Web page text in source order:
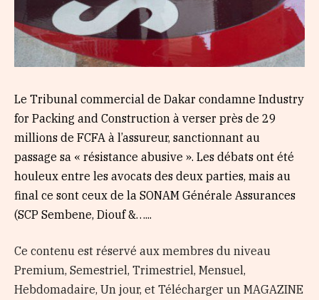
Le Tribunal commercial de Dakar condamne Industry
for Packing and Construction à verser près de 29
millions de FCFA à l’assureur, sanctionnant au
passage sa « résistance abusive ». Les débats ont été
houleux entre les avocats des deux parties, mais au
final ce sont ceux de la SONAM Générale Assurances
(SCP Sembene, Diouf &…...
Ce contenu est réservé aux membres du niveau
Premium, Semestriel, Trimestriel, Mensuel,
Hebdomadaire, Un jour, et Télécharger un MAGAZINE